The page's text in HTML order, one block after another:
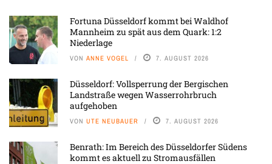
Fortuna Düsseldorf kommt bei Waldhof
Mannheim zu spät aus dem Quark: 1:2
Niederlage
VON ANNE VOGEL 7. AUGUST 2026
Düsseldorf: Vollsperrung der Bergischen
Landstraße wegen Wasserrohrbruch
aufgehoben
VON UTE NEUBAUER 7. AUGUST 2026
Benrath: Im Bereich des Düsseldorfer Südens
kommt es aktuell zu Stromausfällen